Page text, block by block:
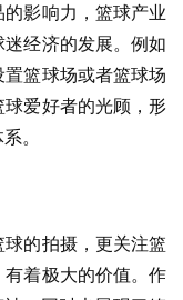
影响力，篮球产业
经济的发展。例如
篮球场或者篮球场
爱好者的光顾，形
。
的拍摄，更关注篮
着极大的价值。作